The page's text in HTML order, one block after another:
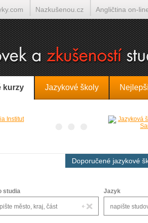
kurzy Jazykové školy
Doporučené jazykové
studia Jazyk
Nazkušenou.cz Angličtina on-